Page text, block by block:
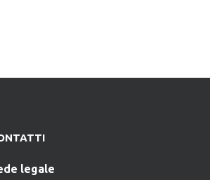
legale